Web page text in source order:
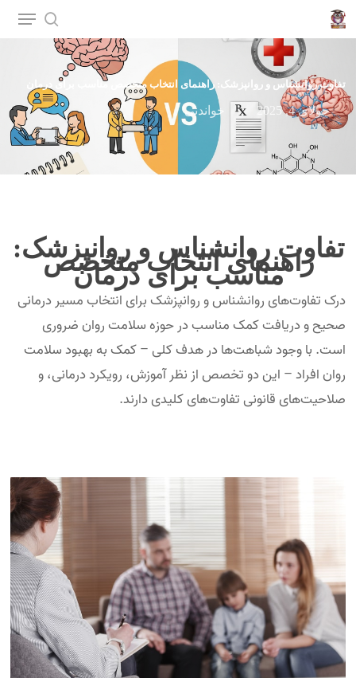
تفاوت روانشناس و روانپزشک: راهنمای انتخاب متخصص مناسب برای درمان
جولای 4, 2025 خواندنی
تفاوت روانشناس و روانپزشک:
راهنمای انتخاب متخصص
مناسب برای درمان
درک تفاوت‌های روانشناس و روانپزشک برای انتخاب مسیر درمانی
صحیح و دریافت کمک مناسب در حوزه سلامت روان ضروری
است. با وجود شباهت‌ها در هدف کلی – کمک به بهبود سلامت
روان افراد – این دو تخصص از نظر آموزش، رویکرد درمانی، و
صلاحیت‌های قانونی تفاوت‌های کلیدی دارند.